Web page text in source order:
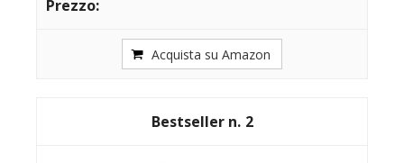
Acquista su Amazon
2